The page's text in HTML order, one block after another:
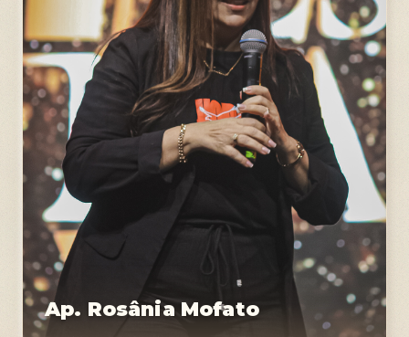
Ap. Rosânia Mofato